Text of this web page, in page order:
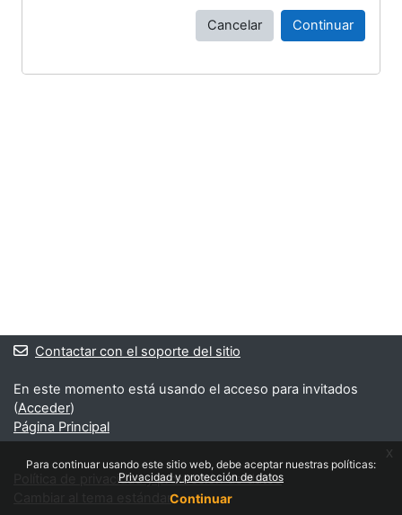
Cancelar Continuar
Contactar con el soporte del sitio
En este momento está usando el acceso para invitados
(Acceder)
Página Principal
Política de privacidad y protección de datos
Cambiar al tema estándar
Para continuar usando este sitio web, debe aceptar nuestras políticas:
Privacidad y protección de datos
Continuar
x